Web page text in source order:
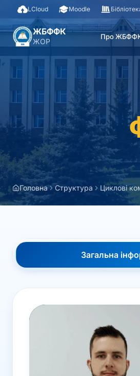
LCloud Moodle
ЖБФФК
ЖОР
Про
Головна Структура Циклові
Загальна